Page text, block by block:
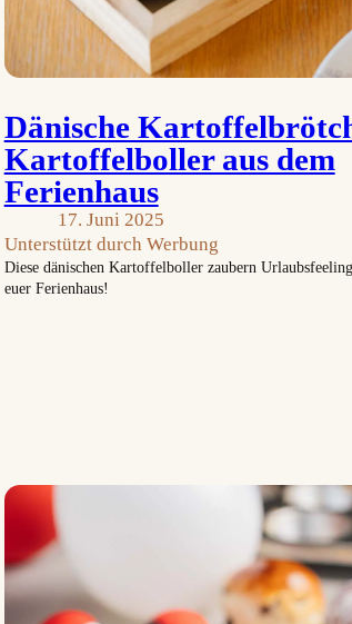
Dänische
Kartoffelboller aus dem
Ferienhaus
17. Juni 2025
Unterstützt durch Werbung
Diese dänischen Kartoffelboller zaubern
euer Ferienhaus!